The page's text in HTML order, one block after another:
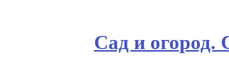
Сад и огород.